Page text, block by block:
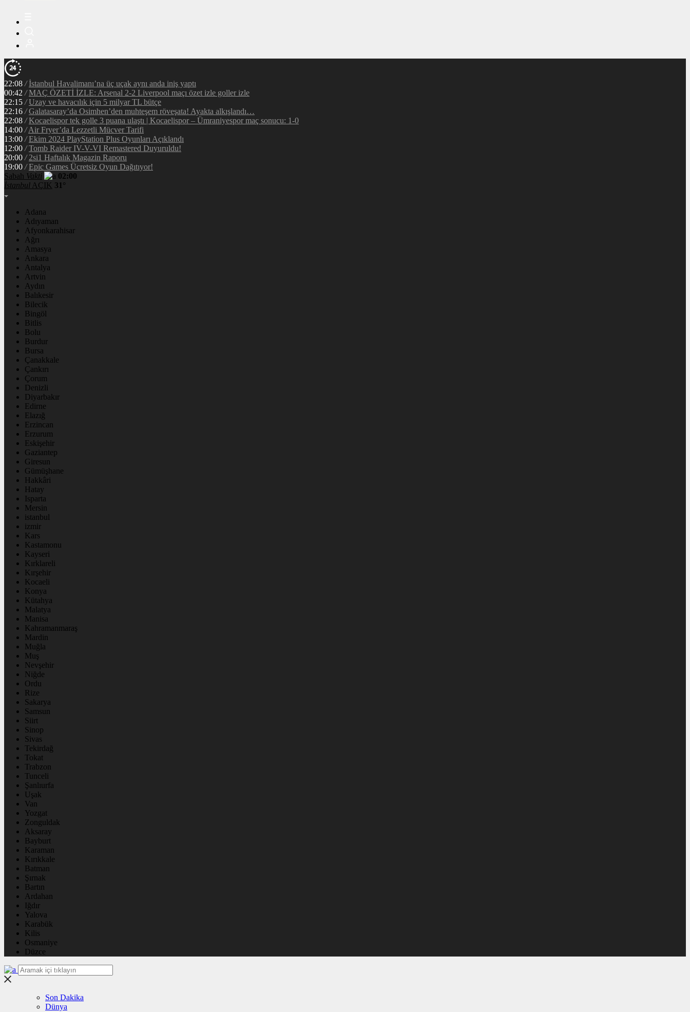
22:08 / İstanbul Havalimanı’na üç uçak aynı anda iniş yaptı
00:42 / MAÇ ÖZETİ İZLE: Arsenal 2-2 Liverpool maçı özet izle goller izle
22:15 / Uzay ve havacılık için 5 milyar TL bütçe
22:16 / Galatasaray’da Osimhen’den muhteşem röveşata! Ayakta alkışlandı…
22:08 / Kocaelispor tek golle 3 puana ulaştı | Kocaelispor – Ümraniyespor maç sonucu: 1-0
14:00 / Air Fryer’da Lezzetli Mücver Tarifi
13:00 / Ekim 2024 PlayStation Plus Oyunları Açıklandı
12:00 / Tomb Raider IV-V-VI Remastered Duyuruldu!
20:00 / 2si1 Haftalık Magazin Raporu
19:00 / Epic Games Ücretsiz Oyun Dağıtıyor!
Sabah Vakti
02:00
İstanbul AÇIK 31°
Adana
Adıyaman
Afyonkarahisar
Ağrı
Amasya
Ankara
Antalya
Artvin
Aydın
Balıkesir
Bilecik
Bingöl
Bitlis
Bolu
Burdur
Bursa
Çanakkale
Çankırı
Çorum
Denizli
Diyarbakır
Edirne
Elazığ
Erzincan
Erzurum
Eskişehir
Gaziantep
Giresun
Gümüşhane
Hakkâri
Hatay
Isparta
Mersin
istanbul
izmir
Kars
Kastamonu
Kayseri
Kırklareli
Kırşehir
Kocaeli
Konya
Kütahya
Malatya
Manisa
Kahramanmaraş
Mardin
Muğla
Muş
Nevşehir
Niğde
Ordu
Rize
Sakarya
Samsun
Siirt
Sinop
Sivas
Tekirdağ
Tokat
Trabzon
Tunceli
Şanlıurfa
Uşak
Van
Yozgat
Zonguldak
Aksaray
Bayburt
Karaman
Kırıkkale
Batman
Şırnak
Bartın
Ardahan
Iğdır
Yalova
Karabük
Kilis
Osmaniye
Düzce
Son Dakika
Dünya